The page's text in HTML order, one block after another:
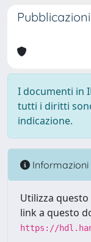
I documenti in
tutti i diritti
indicazione.
Informazioni
Utilizza
link a questo
https://